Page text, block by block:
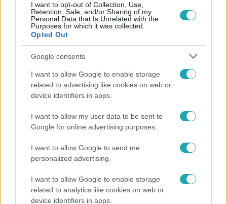
I want to opt-out of Collection, Use,
Retention, Sale, and/or Sharing of my
Personal Data that Is Unrelated with the
Purposes for which it was collected.
Opted Out
Google consents
I want to allow Google to enable storage
related to advertising like cookies on web or
device identifiers in apps.
I want to allow my user data to be sent to
Google for online advertising purposes.
I want to allow Google to send me
personalized advertising.
I want to allow Google to enable storage
related to analytics like cookies on web or
device identifiers in apps.
Népszerű
14:09
Reggeli
„A csúcs opcionális, a biztonságos hazatérés